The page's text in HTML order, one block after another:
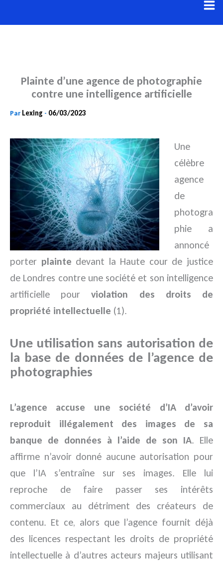
au
Plainte d’une agence de photographie
contre une intelligence artificielle
Par Lexing - 06/03/2023
Une
célèbre
agence
de
photogra
phie a
annoncé
porter plainte devant la Haute cour de justice
de Londres contre une société et son intelligence
artificielle pourviolation des droits de
propriété intellectuelle (1).
Une utilisation sans autorisation de
la base de données de l’agence de
photographies
L’agence accuse une société d’IA d’avoir
reproduit illégalement des images de sa
banque de données à l’aide de son IA. Elle
affirme n’avoir donné aucune autorisation pour
que l’IA s’entraîne sur ses images. Elle lui
reproche de faire passer ses intérêts
commerciaux au détriment des créateurs de
contenu. Et ce, alors que l’agence fournit déjà
des licences respectant les droits de propriété
intellectuelle à d’autres acteurs majeurs utilisant